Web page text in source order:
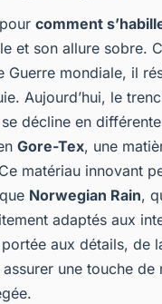
comment
et son allure sobre.
Guerre mondiale, il
Aujourd’hui, le
décline en
Gore-Tex, une
matériau innovant
Norwegian Rain,
adaptés aux
aux détails, de
une touche de